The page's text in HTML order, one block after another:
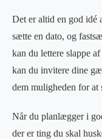
Det er altid en god idé
sætte en dato, og
kan du lettere slappe
kan du invitere dine
dem muligheden for at
Når du planlægger i
der er ting du skal